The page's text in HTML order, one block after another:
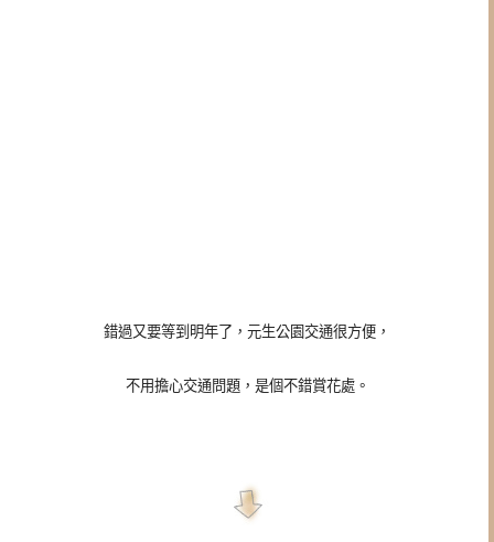
錯過又要等到明年了，元生公園交通很方便，
不用擔心交通問題，是個不錯賞花處。